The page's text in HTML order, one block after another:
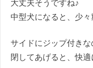
大丈夫そうですね♪
中型犬になると、少
サイドにジップ付き
閉してあげると、快適